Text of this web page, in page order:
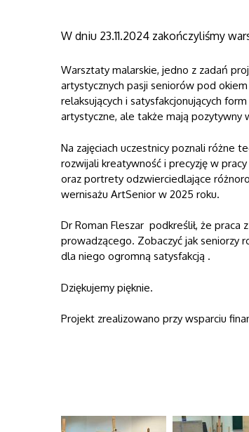
W dniu 23.11.2024 zakończyliśmy
Warsztaty malarskie, jedno z zadań
artystycznych pasji seniorów pod
relaksujących i satysfakcjonujących
artystyczne, ale także mają pozytywny
Na zajęciach uczestnicy poznali różne
rozwijali kreatywność i precyzję w
oraz portrety odzwierciedlające
wernisażu ArtSenior w 2025 roku.
Dr Roman Fleszar podkreślił, że
prowadzącego. Zobaczyć jak seniorzy
dla niego ogromną satysfakcją .
Dziękujemy pięknie.
Projekt zrealizowano przy wsparciu